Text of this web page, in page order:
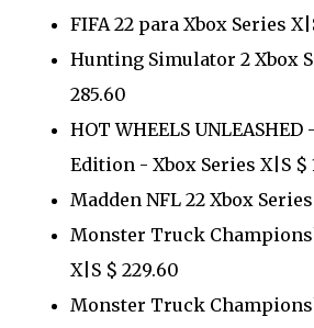
FIFA 22 para Xbox Series
Hunting Simulator 2 Xbox
285.60
HOT WHEELS
Edition - Xbox Series X|S $
Madden NFL 22 Xbox Series
Monster Truck
X|S $ 229.60
Monster Truck